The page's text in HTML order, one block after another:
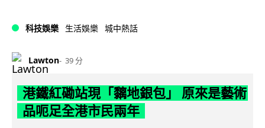
科技娛樂 生活娛樂 城中熱話
Lawton 39 分
港鐵紅磡站現「黐地銀包」 原來是藝術
品呃足全港市民兩年